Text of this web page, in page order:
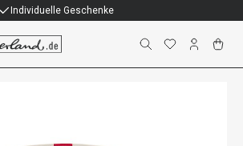
Individuelle Geschenke